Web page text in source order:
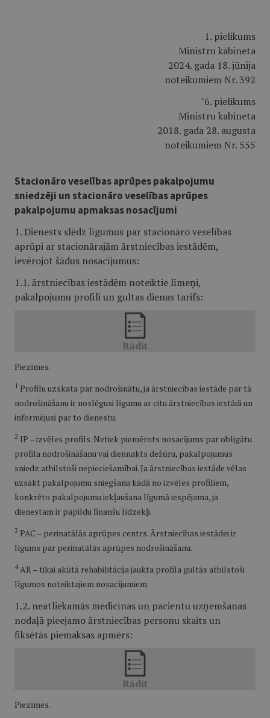
1. pielikums
Ministru kabineta
2024. gada 18. jūnija
noteikumiem Nr. 392
"6. pielikums
Ministru kabineta
2018. gada 28. augusta
noteikumiem Nr. 555
Stacionāro veselības aprūpes pakalpojumu
sniedzēji un stacionāro veselības aprūpes
pakalpojumu apmaksas nosacījumi
1. Dienests slēdz līgumus par stacionāro veselības
aprūpi ar stacionārajām ārstniecības iestādēm,
ievērojot šādus nosacījumus:
1.1. ārstniecības iestādēm noteiktie līmeņi,
pakalpojumu profili un gultas dienas tarifs:
Piezīmes.
1 Profilu uzskata par nodrošinātu, ja ārstniecības iestāde par tā
nodrošināšanu ir noslēgusi līgumu ar citu ārstniecības iestādi un
informējusi par to dienestu.
2 IP – izvēles profils. Netiek piemērots nosacījums par obligātu
profila nodrošināšanu vai diennakts dežūru, pakalpojumus
sniedz atbilstoši nepieciešamībai. Ja ārstniecības iestāde vēlas
uzsākt pakalpojumu sniegšanu kādā no izvēles profiliem,
konkrēto pakalpojumu iekļaušana līgumā iespējama, ja
dienestam ir papildu finanšu līdzekļi.
3 PAC – perinatālās aprūpes centrs. Ārstniecības iestādei ir
līgums par perinatālās aprūpes nodrošināšanu.
4 AR – tikai akūtā rehabilitācija jaukta profila gultās atbilstoši
līgumos noteiktajiem nosacījumiem.
1.2. neatliekamās medicīnas un pacientu uzņemšanas
nodaļā pieejamo ārstniecības personu skaits un
fiksētās piemaksas apmērs:
Piezīmes.